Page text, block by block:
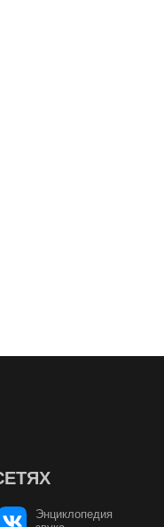
Энциклопедия